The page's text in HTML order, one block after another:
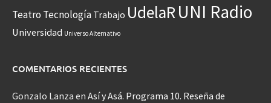
Teatro Tecnología Trabajo UdelaRUNI Radio
Universidad Universo Alternativo
COMENTARIOS RECIENTES
Gonzalo Lanza en Así y Asá. Programa 10. Reseña de